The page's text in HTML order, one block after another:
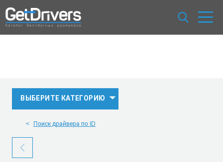
ВЫБЕРИТЕ КАТЕГОРИЮ
Поиск драйвера по ID